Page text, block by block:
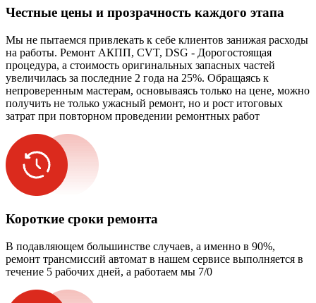
Честные цены и прозрачность каждого этапа
Мы не пытаемся привлекать к себе клиентов занижая расходы
на работы. Ремонт АКПП, CVT, DSG - Дорогостоящая
процедура, а стоимость оригинальных запасных частей
увеличилась за последние 2 года на 25%. Обращаясь к
непроверенным мастерам, основываясь только на цене, можно
получить не только ужасный ремонт, но и рост итоговых
затрат при повторном проведении ремонтных работ
Короткие сроки ремонта
В подавляющем большинстве случаев, а именно в 90%,
ремонт трансмиссий автомат в нашем сервисе выполняется в
течение 5 рабочих дней, а работаем мы 7/0